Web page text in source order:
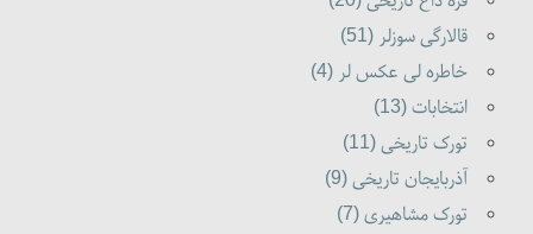
قالارگی سوزلر (51)
خاطره لی عکس لر (4)
انتخابات (13)
تورک تاریخی (11)
آذربایجان تاریخی (9)
تورک مشاهیری (7)